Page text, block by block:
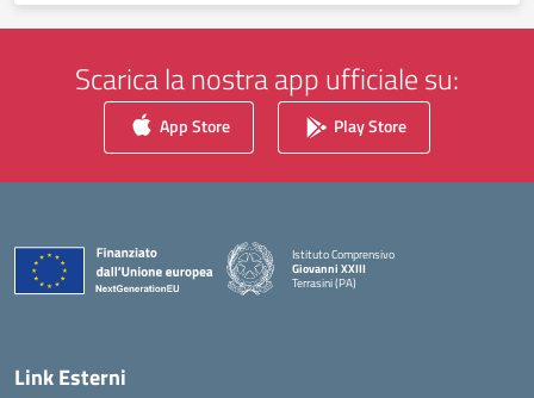
Scarica la nostra app ufficiale su:
App Store Play Store
Istituto Comprensivo
Giovanni XXIII
Terrasini (PA)
Link Esterni